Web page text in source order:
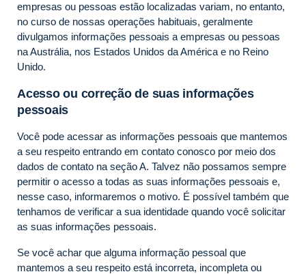
empresas ou pessoas estão localizadas variam, no entanto,
no curso de nossas operações habituais, geralmente
divulgamos informações pessoais a empresas ou pessoas
na Austrália, nos Estados Unidos da América e no Reino
Unido.
Acesso ou correção de suas informações
pessoais
Você pode acessar as informações pessoais que mantemos
a seu respeito entrando em contato conosco por meio dos
dados de contato na seção A. Talvez não possamos sempre
permitir o acesso a todas as suas informações pessoais e,
nesse caso, informaremos o motivo. É possível também que
tenhamos de verificar a sua identidade quando você solicitar
as suas informações pessoais.
Se você achar que alguma informação pessoal que
mantemos a seu respeito está incorreta, incompleta ou